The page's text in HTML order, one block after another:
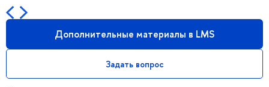
Дополнительные материалы в LMS
Задать вопрос